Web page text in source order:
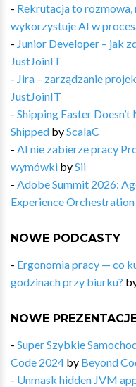
- Rekrutacja to rozmowa,
wykorzystuje AI w
- Junior Developer – jak
JustJoinIT
- Jira – zarządzanie
JustJoinIT
- Shipping Faster Doesn’t
Shipped byScalaC
- AI nie zabierze pracy
wymówki bySii
- Adobe Summit 2026:
Experience Orchestration
NOWE PODCASTY
- Ergonomia pracy — co
godzinach przy biurku?
NOWE
- Super Szybkie
Code 2024 by Beyond
- Unmask hidden JVM